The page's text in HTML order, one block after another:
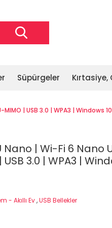
Süpürgeler Kırtasiye,
| USB 3.0 | WPA3 | Windows
Nano | Wi-Fi 6 Nano
3.0 | WPA3 |
- Akıllı Ev,USB Bellekler